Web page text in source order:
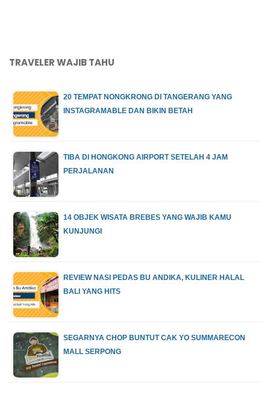
TRAVELER WAJIB TAHU
20 TEMPAT NONGKRONG DI TANGERANG YANG
INSTAGRAMABLE DAN BIKIN BETAH
TIBA DI HONGKONG AIRPORT SETELAH 4 JAM
PERJALANAN
14 OBJEK WISATA BREBES YANG WAJIB KAMU
KUNJUNGI
REVIEW NASI PEDAS BU ANDIKA, KULINER HALAL
BALI YANG HITS
SEGARNYA CHOP BUNTUT CAK YO SUMMARECON
MALL SERPONG